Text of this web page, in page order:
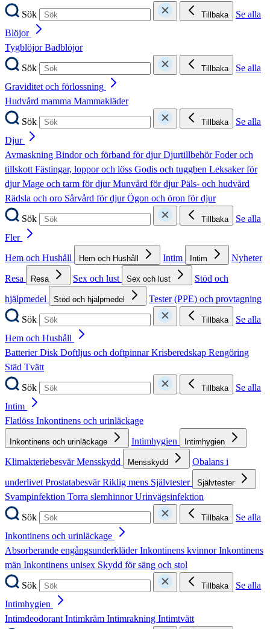
Sök
Tillbaka
Se alla
Blöjor
TygblöjorBadblöjor
Sök
Tillbaka
Se alla
Graviditet och förlossning
Hudvård mamma Mammakläder
Sök
Tillbaka
Se alla
Djur
Avmaskning Bindor och förband för djurDjurtillbehörFoder och
tillskottFästingar, loppor och löss Godis och tuggben Leksaker för
djurMage och tarm för djurMunvård för djurPäls- och hudvård
Rädsla och oro Sårvård för djurÖgon och öron för djur
Sök
Tillbaka
Se alla
Fler
Hem och Hushåll
Hem och Hushåll Intim Intim
Nyheter
Resa
Resa Sex och lust Sex och lust
Stöd och
hjälpmedel
Stöd och hjälpmedel
Tester (PPE) och provtagning
Sök
Tillbaka
Se alla
Hem och Hushåll
BatterierDisk Doftljus och doftpinnarKrisberedskap Rengöring
Städ Tvätt
Sök
Tillbaka
Se alla
Intim
Flatlöss Inkontinens och urinläckage
Inkontinens och urinläckage Intimhygien Intimhygien
KlimakteriebesvärMensskydd Mensskydd
Obalans i
underlivetProstatabesvärRiklig mens Självtester Självtester
Svampinfektion Torra slemhinnorUrinvägsinfektion
Sök
Tillbaka
Se alla
Inkontinens och urinläckage
Absorberande engångsunderkläderInkontinens kvinnorInkontinens
män Inkontinens unisex Skydd för säng och stol
Sök
Tillbaka
Se alla
Intimhygien
IntimdeodorantIntimkräm Intimrakning Intimtvätt